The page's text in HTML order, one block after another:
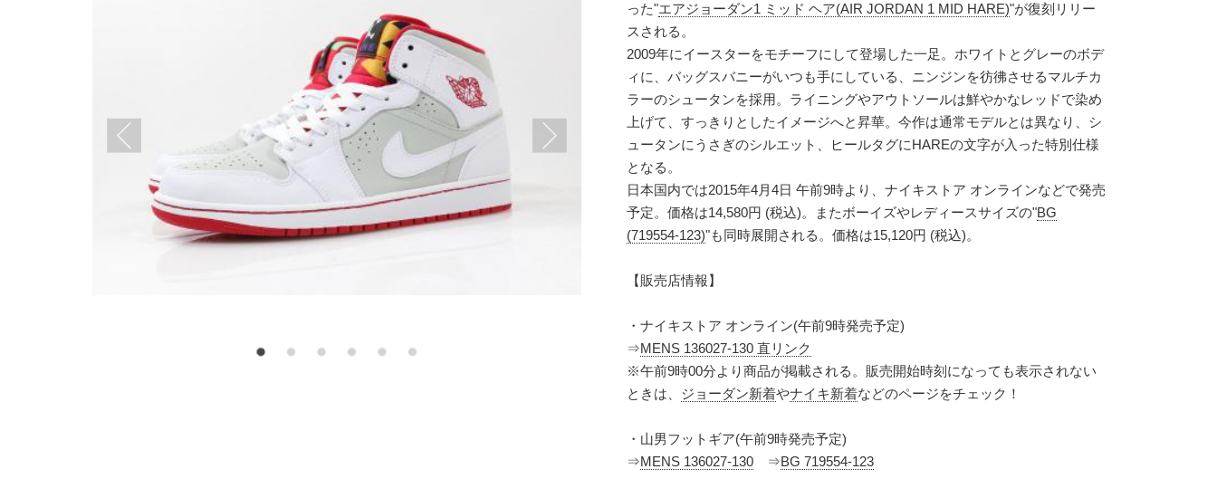
った"エアジョーダン1 ミッド ヘア(AIR JORDAN 1 MID HARE)"が復刻リリー
スされる。
2009年にイースターをモチーフにして登場した一足。ホワイトとグレーのボデ
ィに、バッグスバニーがいつも手にしている、ニンジンを彷彿させるマルチカ
ラーのシュータンを採用。ライニングやアウトソールは鮮やかなレッドで染め
上げて、すっきりとしたイメージへと昇華。今作は通常モデルとは異なり、シ
ュータンにうさぎのシルエット、ヒールタグにHAREの文字が入った特別仕様
となる。
日本国内では2015年4月4日 午前9時より、ナイキストア オンラインなどで発売
予定。価格は14,580円 (税込)。またボーイズやレディースサイズの"BG
(719554-123)"も同時展開される。価格は15,120円 (税込)。
【販売店情報】
・ナイキストア オンライン(午前9時発売予定)
⇒MENS 136027-130 直リンク
※午前9時00分より商品が掲載される。販売開始時刻になっても表示されない
ときは、 ジョーダン新着やナイキ新着などのページをチェック！
・山男フットギア(午前9時発売予定)
⇒MENS 136027-130 ⇒BG 719554-123